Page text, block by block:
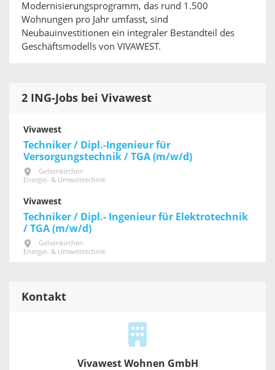
Modernisierungsprogramm, das rund 1.500
Wohnungen pro Jahr umfasst, sind
Neubauinvestitionen ein integraler Bestandteil des
Geschäftsmodells von VIVAWEST.
2 ING-Jobs bei Vivawest
Vivawest
Techniker / Dipl.-Ingenieur für
Versorgungstechnik / TGA (m/w/d)
Gelsenkirchen
Energie- & Umwelttechnik
Vivawest
Techniker / Dipl.- Ingenieur für Elektrotechnik
/ TGA (m/w/d)
Gelsenkirchen
Energie- & Umwelttechnik
Kontakt
Vivawest Wohnen GmbH